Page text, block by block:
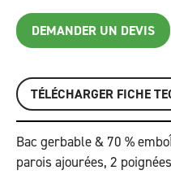
DEMANDER UN DEVIS
TÉLÉCHARGER FICHE
Bac gerbable & 70 %
parois ajourées, 2